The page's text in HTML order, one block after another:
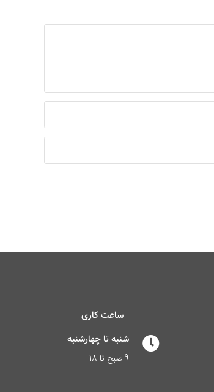
ساعت کاری
شنبه تا چهارشنبه
9 صبح تا 18